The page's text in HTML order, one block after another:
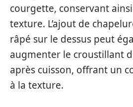
courgette, conservant
texture. L’ajout de
râpé sur le dessus peut
augmenter le croustillant
après cuisson, offrant un
à la texture.